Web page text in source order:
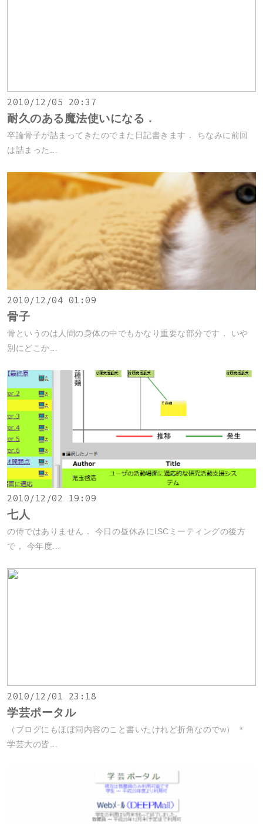
2010/12/05 20:37
耐久のある魔法使いになる．
卒論骨子が詰まってきたのでまた日記書きます． ちなみに前回
は詰まった...
2010/12/04 01:09
骨子
骨というのは人間の身体の中でもかなり重要な部分です． いや
別にどこか...
2010/12/02 19:09
七人
の侍ではありません． 今日の昼休みにISCミーティングの後方
で， 今年度...
2010/12/01 23:18
学芸ポータル
（ブログにもほぼ同内容のこと書いたけれど折角なのでw） ＊
学芸大の皆...